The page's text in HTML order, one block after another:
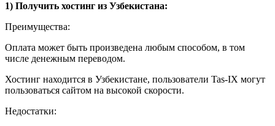
1) Получить хостинг из Узбекистана:
Преимущества:
Оплата может быть произведена любым способом, в том
числе денежным переводом.
Хостинг находится в Узбекистане, пользователи Tas-IX могут
пользоваться сайтом на высокой скорости.
Недостатки: